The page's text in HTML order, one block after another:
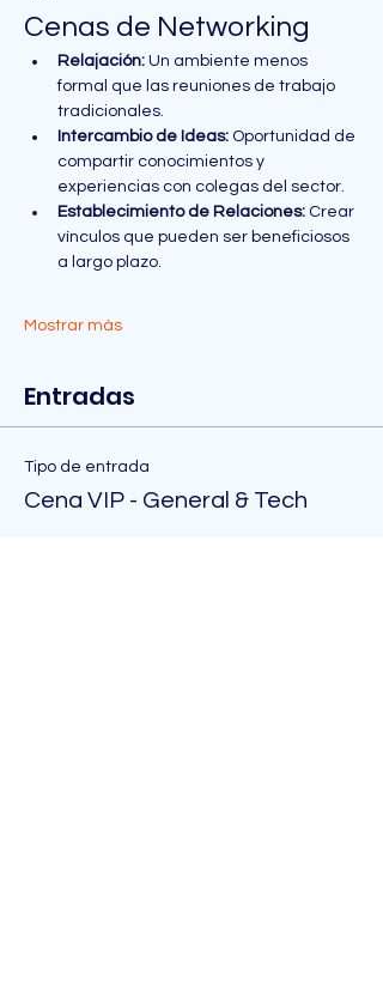
Cenas de Networking
Relajación: Un ambiente menos
formal que las reuniones de trabajo
tradicionales.
Intercambio de Ideas: Oportunidad de
compartir conocimientos y
experiencias con colegas del sector.
Establecimiento de Relaciones: Crear
vínculos que pueden ser beneficiosos
a largo plazo.
Mostrar más
Entradas
Tipo de entrada
Cena VIP - General & Tech